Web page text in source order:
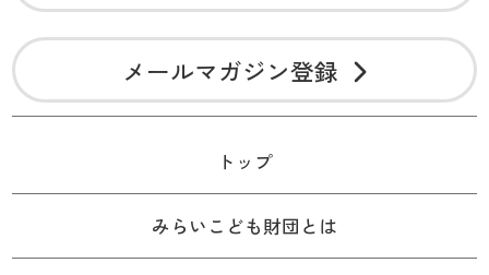
メールマガジン登録
トップ
みらいこども財団とは